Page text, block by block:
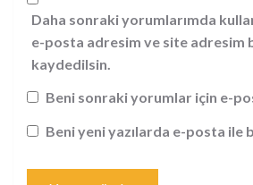
Daha sonraki yorumlarımda
e-posta adresim ve site adresim
kaydedilsin.
Beni sonraki yorumlar için e-
Beni yeni yazılarda e-posta ile